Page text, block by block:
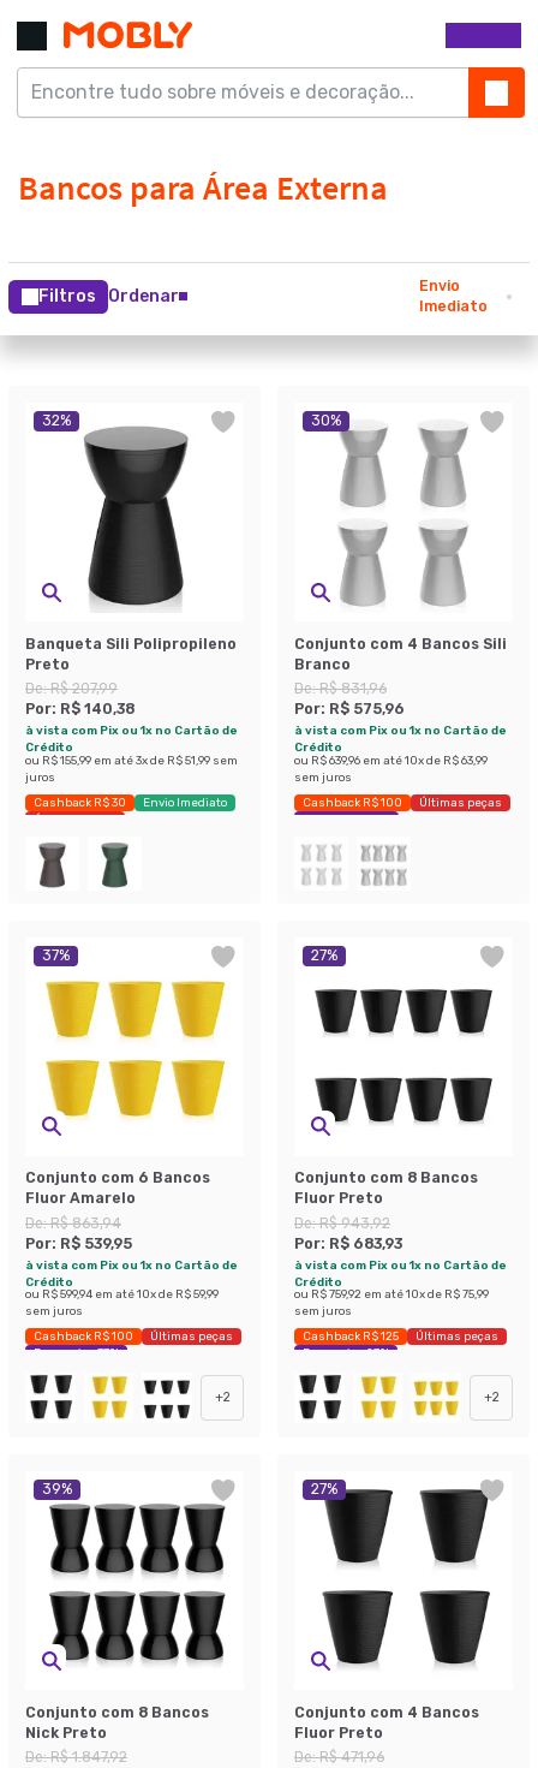
Filtros Ordenar
Envio
Imediato
32%
Banqueta Sili Polipropileno
Preto
De:R$ 207,99
Por: R$ 140,38
à vista com Pix ou 1x no Cartão de
Crédito
ou R$ 155,99 em até3x de R$ 51,99 sem
juros
Cashback R$ 30
Envio Imediato
Últimas peças
30%
Conjunto com 4 Bancos Sili
Branco
De:R$ 831,96
Por: R$ 575,96
à vista com Pix ou 1x no Cartão de
Crédito
ou R$ 639,96 em até10x de R$ 63,99
sem juros
Cashback R$ 100
Últimas peças
Economize 30%
37%
Conjunto com 6 Bancos
Fluor Amarelo
De:R$ 863,94
Por: R$ 539,95
à vista com Pix ou 1x no Cartão de
Crédito
ou R$ 599,94 em até10x de R$ 59,99
sem juros
Cashback R$ 100
Últimas peças
Economize 37%
+2
27%
Conjunto com 8 Bancos
Fluor Preto
De:R$ 943,92
Por: R$ 683,93
à vista com Pix ou 1x no Cartão de
Crédito
ou R$ 759,92 em até10x de R$ 75,99
sem juros
Cashback R$ 125
Últimas peças
Economize 27%
+2
39%
Conjunto com 8 Bancos
Nick Preto
De:R$ 1.847,92
27%
Conjunto com 4 Bancos
Fluor Preto
De:R$ 471,96